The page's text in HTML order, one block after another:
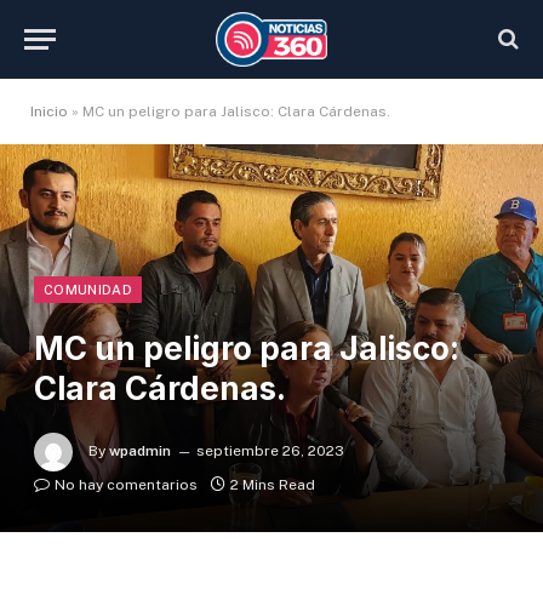
Inicio » MC un peligro para Jalisco: Clara Cárdenas.
COMUNIDAD
MC un peligro para Jalisco:
Clara Cárdenas.
By wpadmin
septiembre 26, 2023
No hay comentarios
2 Mins Read